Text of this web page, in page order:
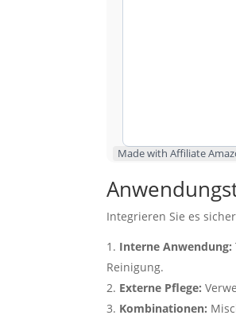
Made with Affiliate
Integrieren Sie es
Interne Anwendung:
Reinigung.
Externe Pflege:
Kombinationen: